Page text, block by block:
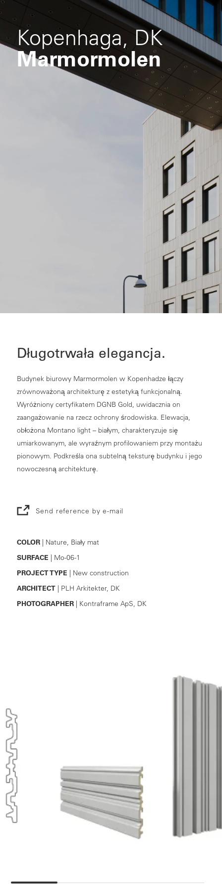
Kopenhaga, DK
Marmormolen
Długotrwała elegancja.
Budynek biurowy Marmormolen w Kopenhadze łączy
zrównoważoną architekturę z estetyką funkcjonalną.
Wyróżniony certyfikatem DGNB Gold, uwidacznia on
zaangażowanie na rzecz ochrony środowiska. Elewacja,
obłożona Montano light – białym, charakteryzuje się
umiarkowanym, ale wyraźnym profilowaniem przy montażu
pionowym. Podkreśla ona subtelną teksturę budynku i jego
nowoczesną architekturę.
Send reference by e-mail
COLOR| Nature, Biały mat
SURFACE | Mo-06-1
PROJECT TYPE | New construction
ARCHITECT| PLH Arkitekter, DK
PHOTOGRAPHER| Kontraframe ApS, DK